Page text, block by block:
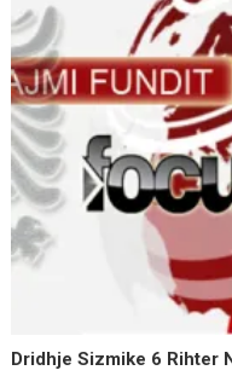
Dridhje Sizmike 6 Rihter